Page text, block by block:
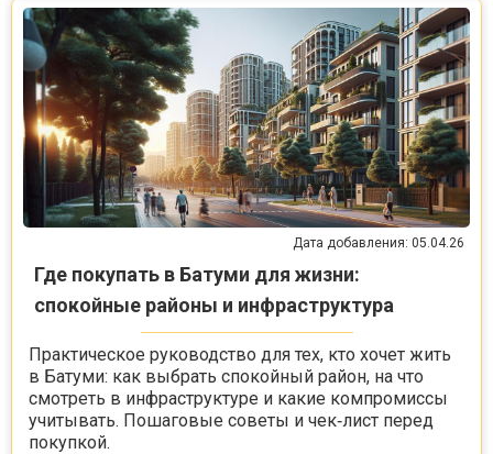
Дата добавления: 05.04.26
Где покупать в Батуми для жизни:
спокойные районы и инфраструктура
Практическое руководство для тех, кто хочет жить
в Батуми: как выбрать спокойный район, на что
смотреть в инфраструктуре и какие компромиссы
учитывать. Пошаговые советы и чек‑лист перед
покупкой.